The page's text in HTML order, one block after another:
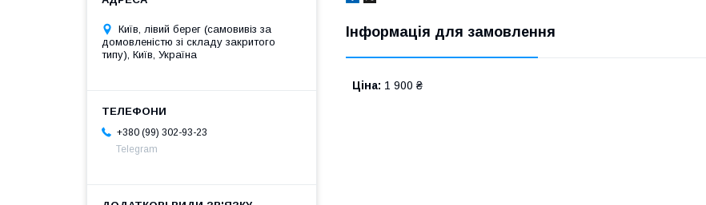
Інформація для замовлення
Ціна: 1 900 ₴
Київ, лівий берег (самовивіз за
домовленістю зі складу закритого
типу), Київ, Україна
+380 (99) 302-93-23
Telegram